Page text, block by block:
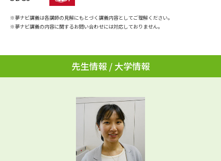
Ｑ＆Ａ よくあるご質問 大学進学IDについて
お支払いについて
個人情報取扱規定
テレメール進学カタログ
訂正のご案内
※夢ナビ講義は各講師の見解にもとづく講義内容としてご理解ください。
※夢ナビ講義の内容に関するお問い合わせには対応しておりません。
先生情報 / 大学情報